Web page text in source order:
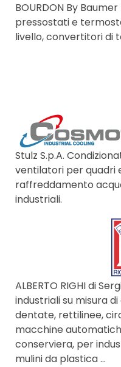
BOURDON By
pressostati e
livello, convertitori di
Stulz S.p.A.
ventilatori per quadri
raffreddamento
industriali.
ALBERTO RIGHI di
industriali su misura
dentate, rettilinee,
macchine
conserviera, per
mulini da plastica …